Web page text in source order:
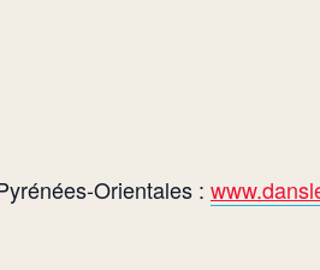
Orientales :